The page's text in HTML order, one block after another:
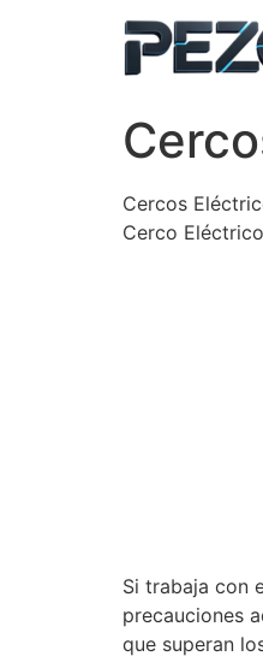
Cercos
Cerco
Si trabaja con
precauciones
que superan